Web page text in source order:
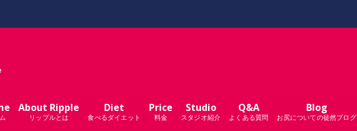
About Ripple
リップルとは
Diet
食べるダイエット
Price
料金
Studio
スタジオ紹介
Q&A
よくある質問
Blog
お尻についての徒然ブログ